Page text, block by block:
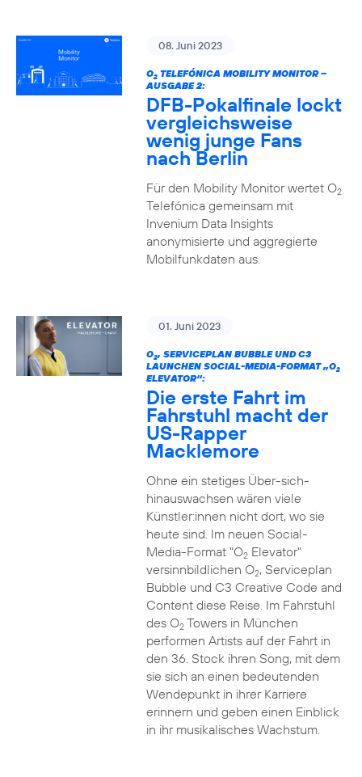
08. Juni 2023
O2TELEFÓNICA MOBILITY MONITOR –
AUSGABE 2:
DFB-Pokalfinale lockt
vergleichsweise
wenig junge Fans
nach Berlin
Für den Mobility Monitor wertet O2
Telefónica gemeinsam mit
Invenium Data Insights
anonymisierte und aggregierte
Mobilfunkdaten aus.
01. Juni 2023
O2, SERVICEPLAN BUBBLE UND C3
LAUNCHEN SOCIAL-MEDIA-FORMAT „O2
ELEVATOR“:
Die erste Fahrt im
Fahrstuhl macht der
US-Rapper
Macklemore
Ohne ein stetiges Über-sich-
hinauswachsen wären viele
Künstler:innen nicht dort, wo sie
heute sind. Im neuen Social-
Media-Format "O2Elevator"
versinnbildlichen O2, Serviceplan
Bubble und C3 Creative Code and
Content diese Reise. Im Fahrstuhl
des O2Towers in München
performen Artists auf der Fahrt in
den 36. Stock ihren Song, mit dem
sie sich an einen bedeutenden
Wendepunkt in ihrer Karriere
erinnern und geben einen Einblick
in ihr musikalisches Wachstum.